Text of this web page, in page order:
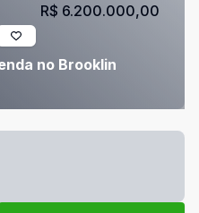
no Brooklin
R$ 6.200.000,00